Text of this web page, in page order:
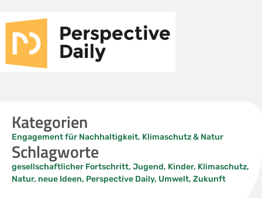
Kategorien
Engagement für Nachhaltigkeit, Klimaschutz & Natur
Schlagworte
gesellschaftlicher Fortschritt, Jugend, Kinder, Klimaschutz,
Natur, neue Ideen, Perspective Daily, Umwelt, Zukunft